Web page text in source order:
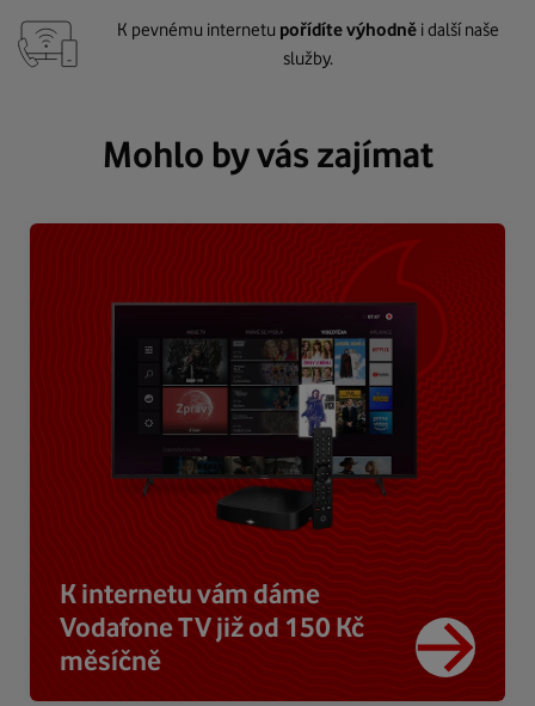
K pevnému internetu pořídíte výhodně i další naše
služby.
Mohlo by vás zajímat
K internetu vám dáme
Vodafone TV již od 150 Kč
měsíčně